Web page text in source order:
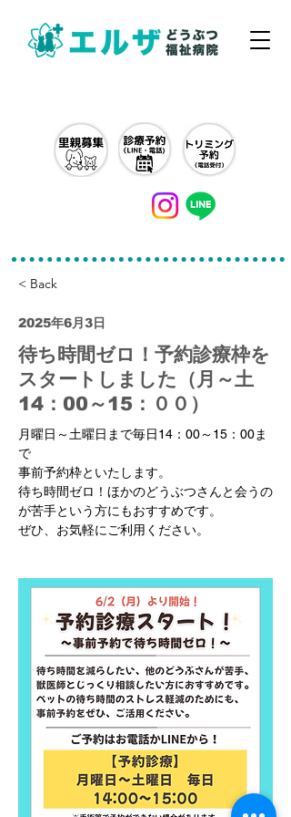
< Back
2025年6月3日
待ち時間ゼロ！予約診療枠を
スタートしました（月～土
14：00～15：００）
月曜日～土曜日まで毎日14：00～15：00ま
で
事前予約枠といたします。
待ち時間ゼロ！ほかのどうぶつさんと会うの
が苦手という方にもおすすめです。
ぜひ、お気軽にご利用ください。